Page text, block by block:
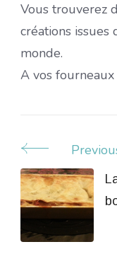
Vous trouverez
créations issues
monde.
A vos
Post
Navigation